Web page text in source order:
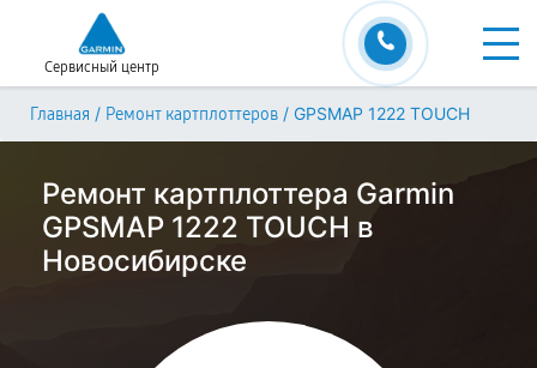
Сервисный центр
Главная / Ремонт картплоттеров / GPSMAP 1222 TOUCH
Ремонт картплоттера Garmin
GPSMAP 1222 TOUCH в
Новосибирске